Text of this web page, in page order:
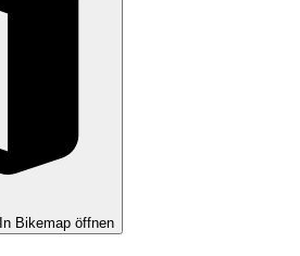
In Bikemap öffnen